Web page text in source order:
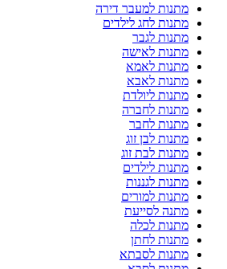
מתנות למעבר דירה
מתנות לחג לילדים
מתנות לגבר
מתנות לאישה
מתנות לאמא
מתנות לאבא
מתנות ליולדת
מתנות לחברה
מתנות לחבר
מתנות לבן זוג
מתנות לבת זוג
מתנות לילדים
מתנות לגננות
מתנות למורים
מתנה לסייעת
מתנות לכלה
מתנות לחתן
מתנות לסבתא